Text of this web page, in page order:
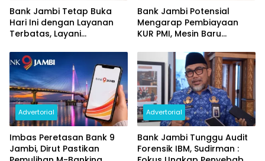
Bank Jambi Tetap Buka
Hari Ini dengan Layanan
Terbatas, Layani
dan Perubahan PIN
Bank Jambi Potensial
Mengarap Pembiayaan
KUR PMI, Mesin Baru
Daerah
Advertorial
Imbas Peretasan Bank 9
Jambi, Dirut Pastikan
Advertorial
Bank Jambi Tunggu Audit
Forensik IBM, Sudirman :